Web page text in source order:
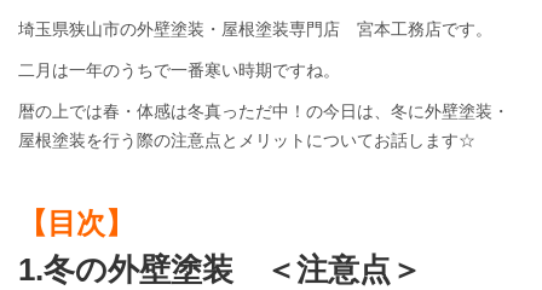
埼玉県狭山市の外壁塗装・屋根塗装専門店 宮本工務店です。
二月は一年のうちで一番寒い時期ですね。
暦の上では春・体感は冬真っただ中！の今日は、冬に外壁塗装・
屋根塗装を行う際の注意点とメリットについてお話します☆
【目次】
1.冬の外壁塗装 ＜注意点＞